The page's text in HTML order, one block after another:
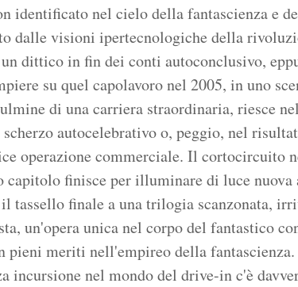
identificato nel cielo della fantascienza e
dalle visioni ipertecnologiche della
dittico in fin dei conti autoconclusivo,
su quel capolavoro nel 2005, in uno
di una carriera straordinaria, riesce
autocelebrativo o, peggio, nel
operazione commerciale. Il cortocircuito
capitolo finisce per illuminare di luce
tassello finale a una trilogia scanzonata,
un'opera unica nel corpo del fantastico
pieni meriti nell'empireo della fantascienza.
incursione nel mondo del drive-in c'è